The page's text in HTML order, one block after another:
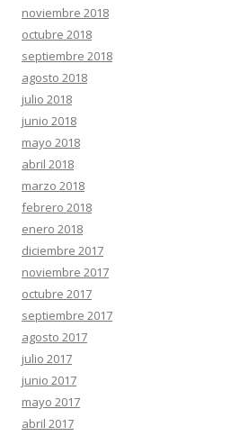
noviembre 2018
octubre 2018
septiembre 2018
agosto 2018
julio 2018
junio 2018
mayo 2018
abril 2018
marzo 2018
febrero 2018
enero 2018
diciembre 2017
noviembre 2017
octubre 2017
septiembre 2017
agosto 2017
julio 2017
junio 2017
mayo 2017
abril 2017